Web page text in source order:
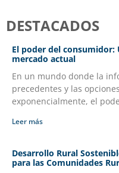
DESTACADOS
El poder del
mercado actual
En un mundo donde la
precedentes y las
exponencialmente, el
Leer más
Desarrollo Rural
para las Comunidades